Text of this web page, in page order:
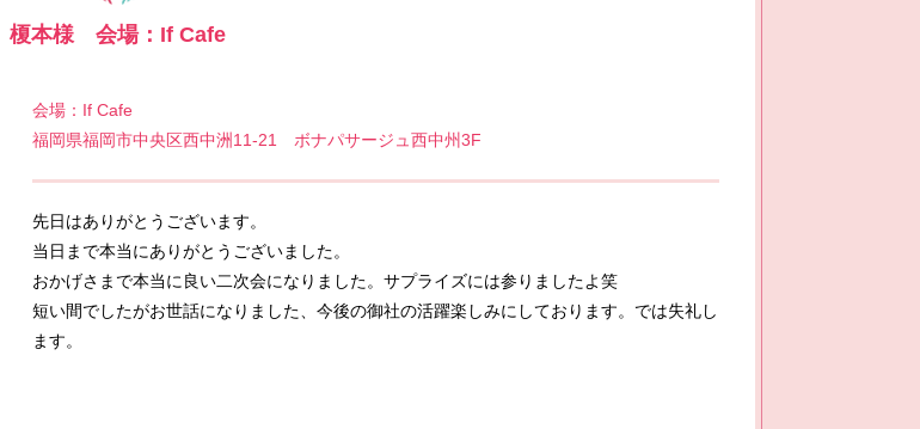
榎本様 会場：If Cafe
会場：If Cafe
福岡県福岡市中央区西中洲11-21 ボナパサージュ西中州3F
先日はありがとうございます。
当日まで本当にありがとうございました。
おかげさまで本当に良い二次会になりました。サプライズには参りましたよ笑
短い間でしたがお世話になりました、今後の御社の活躍楽しみにしております。では失礼し
ます。